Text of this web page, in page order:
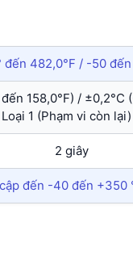
đến 482,0°F / -50 đến
158,0°F) / ±0,2°C
Loại 1 (Phạm vi còn lại)
2 giây
đến -40 đến +350